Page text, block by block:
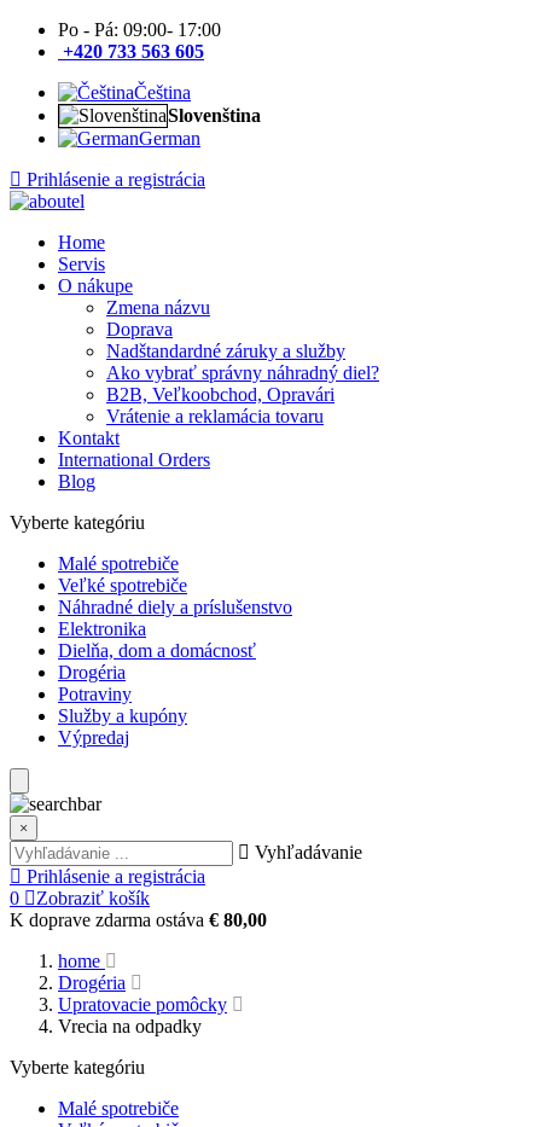
Po - Pá: 09:00- 17:00
+420 733 563 605
Čeština
Slovenština
German
Prihlásenie a registrácia
Home
Servis
O nákupe
Zmena názvu
Doprava
Nadštandardné záruky a služby
Ako vybrať správny náhradný diel?
B2B, Veľkoobchod, Opravári
Vrátenie a reklamácia tovaru
Kontakt
International Orders
Blog
Vyberte kategóriu
Malé spotrebiče
Veľké spotrebiče
Náhradné diely a príslušenstvo
Elektronika
Dielňa, dom a domácnosť
Drogéria
Potraviny
Služby a kupóny
Výpredaj
×
Vyhľadávanie
Prihlásenie a registrácia
0
Zobraziť košík
K doprave zdarma ostáva € 80,00
home
Drogéria
Upratovacie pomôcky
Vrecia na odpadky
Vyberte kategóriu
Malé spotrebiče